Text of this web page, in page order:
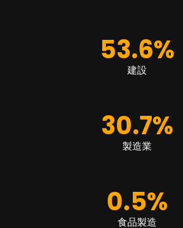
53.6%
建設
30.7%
製造業
0.5%
食品製造